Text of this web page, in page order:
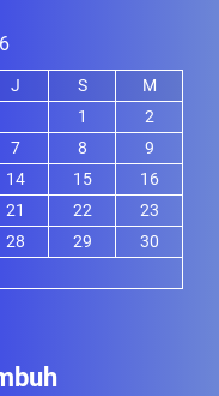
J S
M
1
2
7 8
9
14 15
16
21 22
23
28 29
30